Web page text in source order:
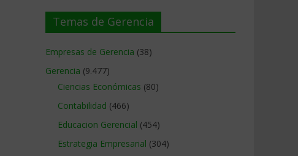
Temas de Gerencia
Empresas de Gerencia (38)
Gerencia (9.477)
Ciencias Económicas (80)
Contabilidad (466)
Educacion Gerencial (454)
Estrategia Empresarial (304)